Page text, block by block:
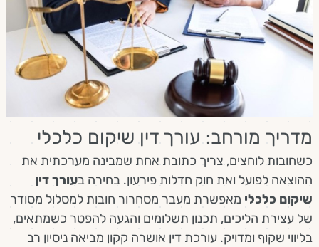
מדריך מורחב: עורך דין שיקום כלכלי
כשחובות לוחצים, צריך כתובת אחת שמבינה מערכתית את
ההוצאה לפועל ואת חוק חדלות פירעון. בחירה בעורך דין
שיקום כלכלי מאפשרת מעבר מסחרור חובות למסלול מסודר
של עצירת הליכים, תכנון תשלומים והגעה להפטר כשמתאים,
בליווי שקוף ומדויק. עורכת דין אושרה קקון מביאה ניסיון רב